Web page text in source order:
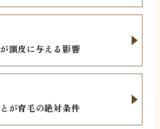
頭皮に与える影響
が育毛の絶対条件